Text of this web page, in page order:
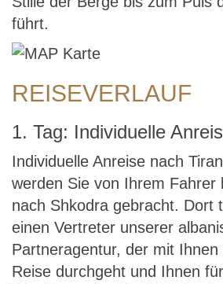
führt.
REISEVERLAUF
1. Tag: Individuelle
Individuelle Anreise nach
werden Sie von Ihrem Fahrer
nach Shkodra gebracht. Dort
einen Vertreter unserer
Partneragentur, der mit
Reise durchgeht und Ihnen